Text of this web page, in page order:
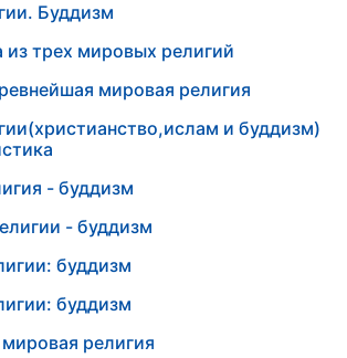
Буддизм
из трех мировых религий
мировая религия
и буддизм)
- буддизм
- буддизм
буддизм
буддизм
религия